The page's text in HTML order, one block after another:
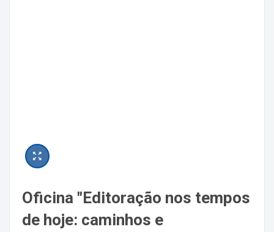
Oficina "Editoração nos tempos
de hoje: caminhos e